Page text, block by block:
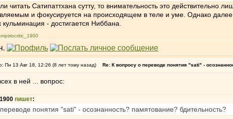
читать Сатипаттхана сутту, то внимательность это действительно
и фокусируется на происходящем в теле и уме. Однако
- достигается Ниббана.
Пн 13 Авг 18, 12:26 (8 лет тому назад) Re: К вопросу о переводе понятия "sati" -
в ней ... вопрос:
пишет:
понятия "sati" - осознанность? памятование? бдительность?